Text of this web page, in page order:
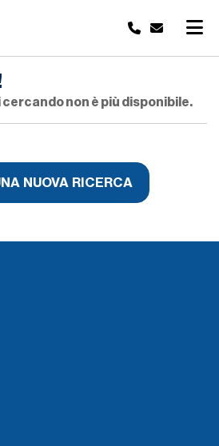
non è più disponibile.
NUOVA RICERCA